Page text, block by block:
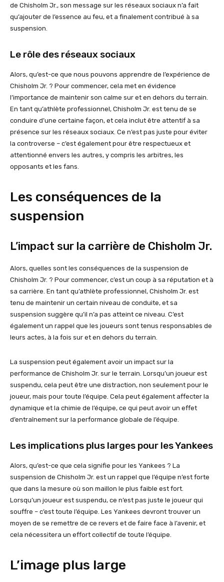
de Chisholm Jr., son message sur les réseaux sociaux n’a fait
qu’ajouter de l’essence au feu, et a finalement contribué à sa
suspension.
Le rôle des réseaux sociaux
Alors, qu’est-ce que nous pouvons apprendre de l’expérience de
Chisholm Jr. ? Pour commencer, cela met en évidence
l’importance de maintenir son calme sur et en dehors du terrain.
En tant qu’athlète professionnel, Chisholm Jr. est tenu de se
conduire d’une certaine façon, et cela inclut être attentif à sa
présence sur les réseaux sociaux. Ce n’est pas juste pour éviter
la controverse – c’est également pour être respectueux et
attentionné envers les autres, y compris les arbitres, les
opposants et les fans.
Les conséquences de la
suspension
L’impact sur la carrière de Chisholm Jr.
Alors, quelles sont les conséquences de la suspension de
Chisholm Jr. ? Pour commencer, c’est un coup à sa réputation et à
sa carrière. En tant qu’athlète professionnel, Chisholm Jr. est
tenu de maintenir un certain niveau de conduite, et sa
suspension suggère qu’il n’a pas atteint ce niveau. C’est
également un rappel que les joueurs sont tenus responsables de
leurs actes, à la fois sur et en dehors du terrain.
La suspension peut également avoir un impact sur la
performance de Chisholm Jr. sur le terrain. Lorsqu’un joueur est
suspendu, cela peut être une distraction, non seulement pour le
joueur, mais pour toute l’équipe. Cela peut également affecter la
dynamique et la chimie de l’équipe, ce qui peut avoir un effet
d’entraînement sur la performance globale de l’équipe.
Les implications plus larges pour les Yankees
Alors, qu’est-ce que cela signifie pour les Yankees ? La
suspension de Chisholm Jr. est un rappel que l’équipe n’est forte
que dans la mesure où son maillon le plus faible est fort.
Lorsqu’un joueur est suspendu, ce n’est pas juste le joueur qui
souffre – c’est toute l’équipe. Les Yankees devront trouver un
moyen de se remettre de ce revers et de faire face à l’avenir, et
cela nécessitera un effort collectif de toute l’équipe.
L’image plus large